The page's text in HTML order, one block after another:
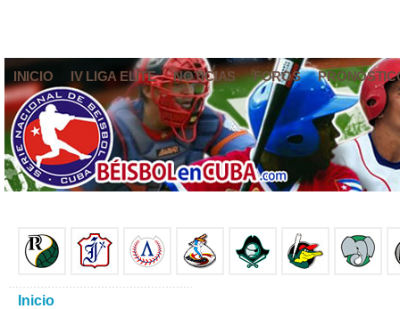
INICIO IV LIGA ELITE NOTICIAS FOROS
Inicio